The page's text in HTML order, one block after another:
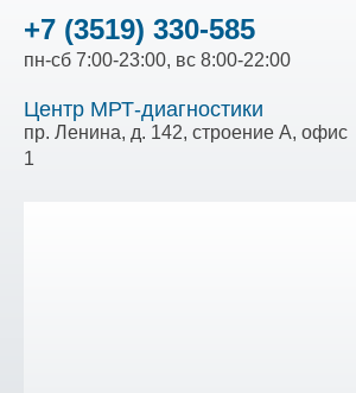
+7 (3519) 330-585
пн-сб 7:00-23:00, вс 8:00-22:00
Центр МРТ-диагностики
пр. Ленина, д. 142, строение А, офис
1